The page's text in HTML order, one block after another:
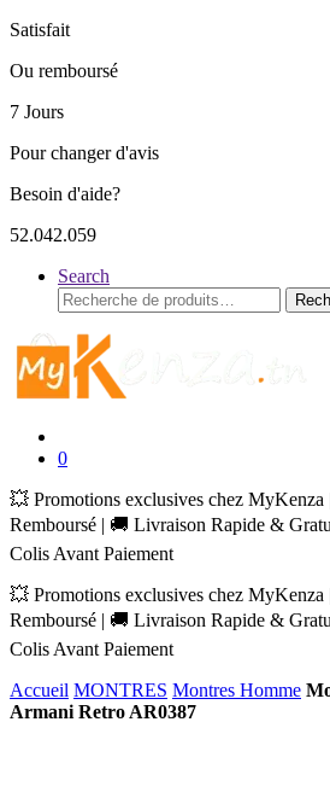
Satisfait
Ou remboursé
7 Jours
Pour changer d'avis
Besoin d'aide?
52.042.059
Search
Recherche
pour :
0
💥 Promotions exclusives chez MyKenza
Remboursé | 🚚 Livraison Rapide &
Colis Avant Paiement
💥 Promotions exclusives chez MyKenza
Remboursé | 🚚 Livraison Rapide &
Colis Avant Paiement
Accueil MONTRES Montres Homme
Armani Retro AR0387